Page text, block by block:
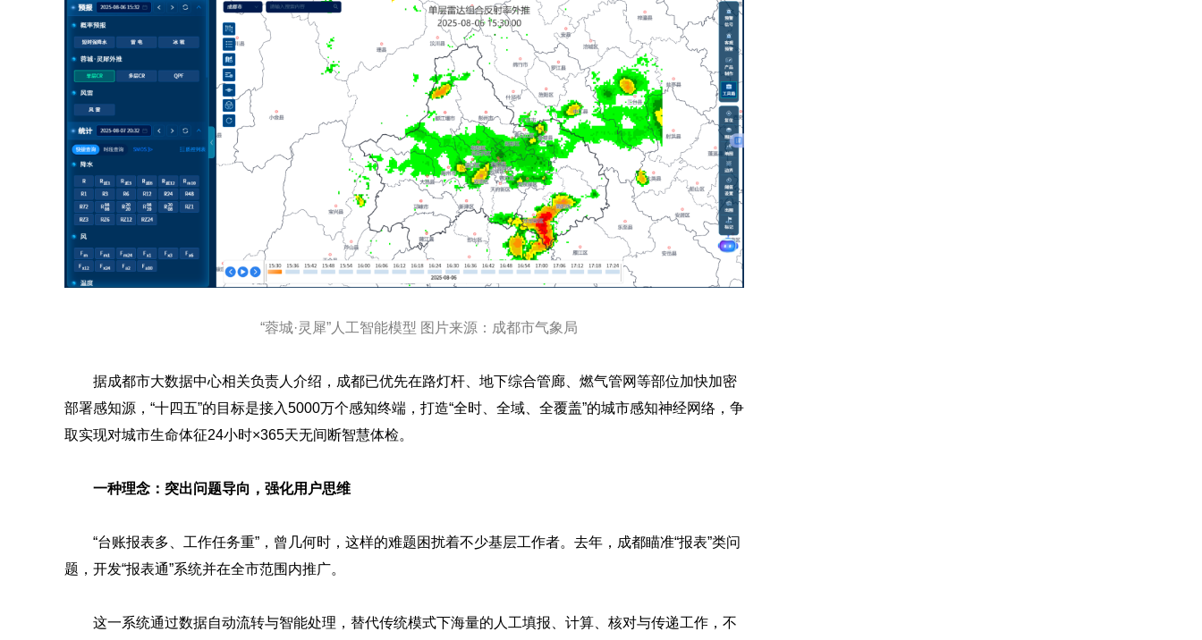
“蓉城·灵犀”人工智能模型 图片来源：成都市气象局
据成都市大数据中心相关负责人介绍，成都已优先在路灯杆、地下综合管廊、燃气管网等部位加快加密
部署感知源，“十四五”的目标是接入5000万个感知终端，打造“全时、全域、全覆盖”的城市感知神经网络，争
取实现对城市生命体征24小时×365天无间断智慧体检。
一种理念：突出问题导向，强化用户思维
“台账报表多、工作任务重”，曾几何时，这样的难题困扰着不少基层工作者。去年，成都瞄准“报表”类问
题，开发“报表通”系统并在全市范围内推广。
这一系统通过数据自动流转与智能处理，替代传统模式下海量的人工填报、计算、核对与传递工作，不